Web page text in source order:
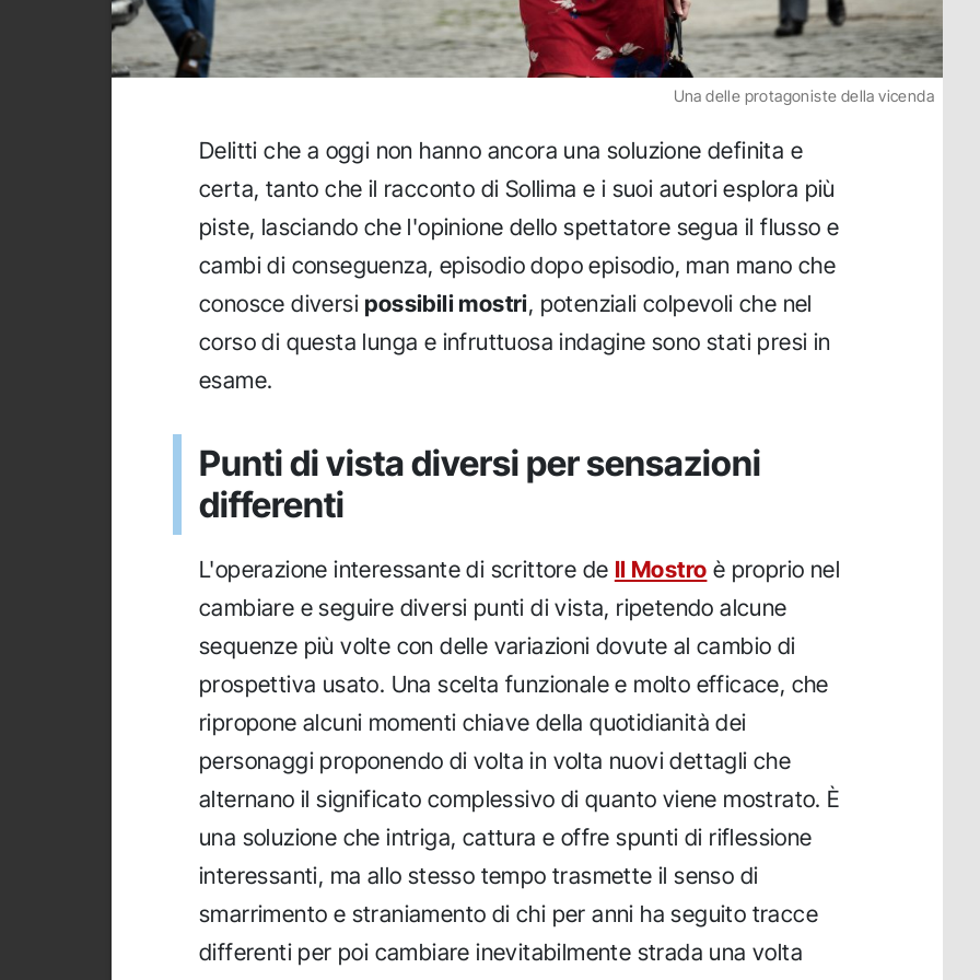
Una delle protagoniste della vicenda
Delitti che a oggi non hanno ancora una soluzione definita e
certa, tanto che il racconto di Sollima e i suoi autori esplora più
piste, lasciando che l'opinione dello spettatore segua il flusso e
cambi di conseguenza, episodio dopo episodio, man mano che
conosce diversi possibili mostri, potenziali colpevoli che nel
corso di questa lunga e infruttuosa indagine sono stati presi in
esame.
Punti di vista diversi per sensazioni
differenti
L'operazione interessante di scrittore de Il Mostro è proprio nel
cambiare e seguire diversi punti di vista, ripetendo alcune
sequenze più volte con delle variazioni dovute al cambio di
prospettiva usato. Una scelta funzionale e molto efficace, che
ripropone alcuni momenti chiave della quotidianità dei
personaggi proponendo di volta in volta nuovi dettagli che
alternano il significato complessivo di quanto viene mostrato. È
una soluzione che intriga, cattura e offre spunti di riflessione
interessanti, ma allo stesso tempo trasmette il senso di
smarrimento e straniamento di chi per anni ha seguito tracce
differenti per poi cambiare inevitabilmente strada una volta